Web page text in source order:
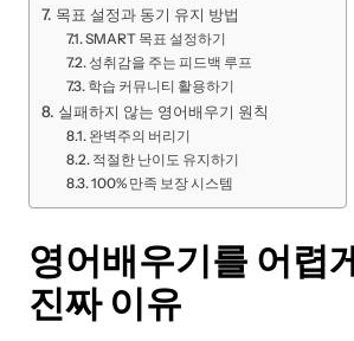
목표 설정과 동기 유지 방법
SMART 목표 설정하기
성취감을 주는 피드백 루프
학습 커뮤니티 활용하기
실패하지 않는 영어배우기 원칙
완벽주의 버리기
적절한 난이도 유지하기
100% 만족 보장 시스템
영어배우기를 어렵
진짜 이유